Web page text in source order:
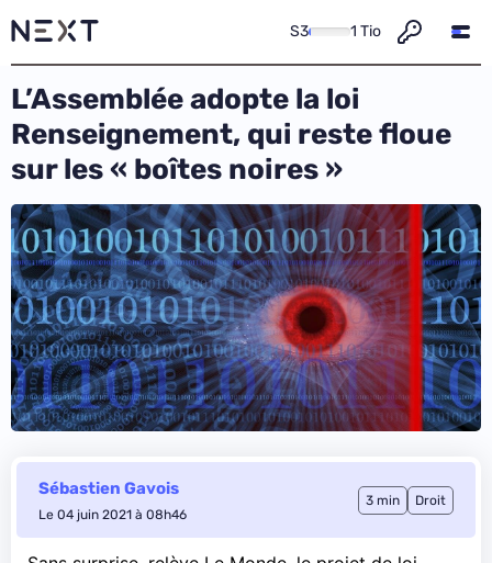
S3 1 Tio
L’Assemblée adopte la loi
Renseignement, qui reste floue
sur les « boîtes noires »
Sébastien Gavois
Le 04 juin 2021 à 08h46
3 min Droit